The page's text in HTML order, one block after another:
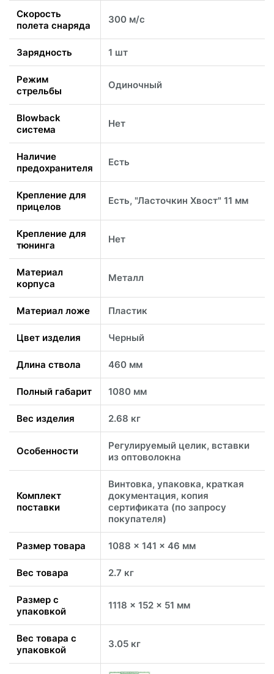
Скорость
полета снаряда
300 м/с
Зарядность 1 шт
Режим
стрельбы
Одиночный
Blowback
система
Нет
Наличие
предохранителя
Есть
Крепление для
прицелов
Есть, "Ласточкин Хвост" 11 мм
Крепление для
тюнинга
Нет
Материал
корпуса
Металл
Материал ложе Пластик
Цвет изделия Черный
Длина ствола 460 мм
Полный габарит 1080 мм
Вес изделия 2.68 кг
Особенности
Регулируемый целик, вставки
из оптоволокна
Комплект
поставки
Винтовка, упаковка, краткая
документация, копия
сертификата (по запросу
покупателя)
Размер товара 1088 x 141 x 46 мм
Вес товара 2.7 кг
Размер с
упаковкой
1118 x 152 x 51 мм
Вес товара с
упаковкой
3.05 кг